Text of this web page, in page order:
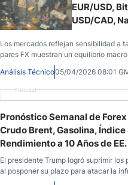
EUR/USD,
USD/CAD,
Los mercados reflejan sensibilidad a
pares FX muestran un equilibrio
Análisis Técnico05/04/2026 08:01
Publicidad
Pronóstico Semanal de
Crudo Brent, Gasolina,
Rendimiento a 10 Años de EE.
El presidente Trump logró suprimir
al posponer su plazo para atacar la
que los mercados de valores